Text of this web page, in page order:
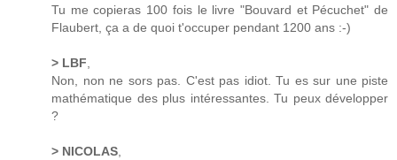
Tu me copieras 100 fois le livre "Bouvard et Pécuchet" de
Flaubert, ça a de quoi t'occuper pendant 1200 ans :-)
> LBF
Non, non ne sors pas. C'est pas idiot. Tu es sur une piste
mathématique des plus intéressantes. Tu peux développer
?
> NICOLAS